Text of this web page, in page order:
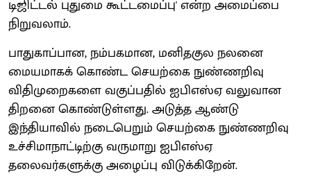
டிஜிட்டல் புதுமை கூட்டமைப்பு' என்ற அமைப்பை
நிறுவலாம்.
பாதுகாப்பான, நம்பகமான, மனிதகுல நலனை
மையமாகக் கொண்ட செயற்கை நுண்ணறிவு
விதிமுறைகளை வகுப்பதில் ஐபிஎஸ்ஏ வலுவான
திறனை கொண்டுள்ளது. அடுத்த ஆண்டு
இந்தியாவில் நடைபெறும் செயற்கை நுண்ணறிவு
உச்சிமாநாட்டிற்கு வருமாறு ஐபிஎஸ்ஏ
தலைவர்களுக்கு அழைப்பு விடுக்கிறேன்.